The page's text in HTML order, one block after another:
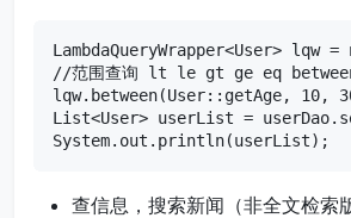
LambdaQueryWrapper<User> lqw
//范围查询 lt le gt ge eq
lqw.between(User::getAge, 10,
List<User> userList =
System.out.println(userList);
查信息，搜索新闻（非全文检索